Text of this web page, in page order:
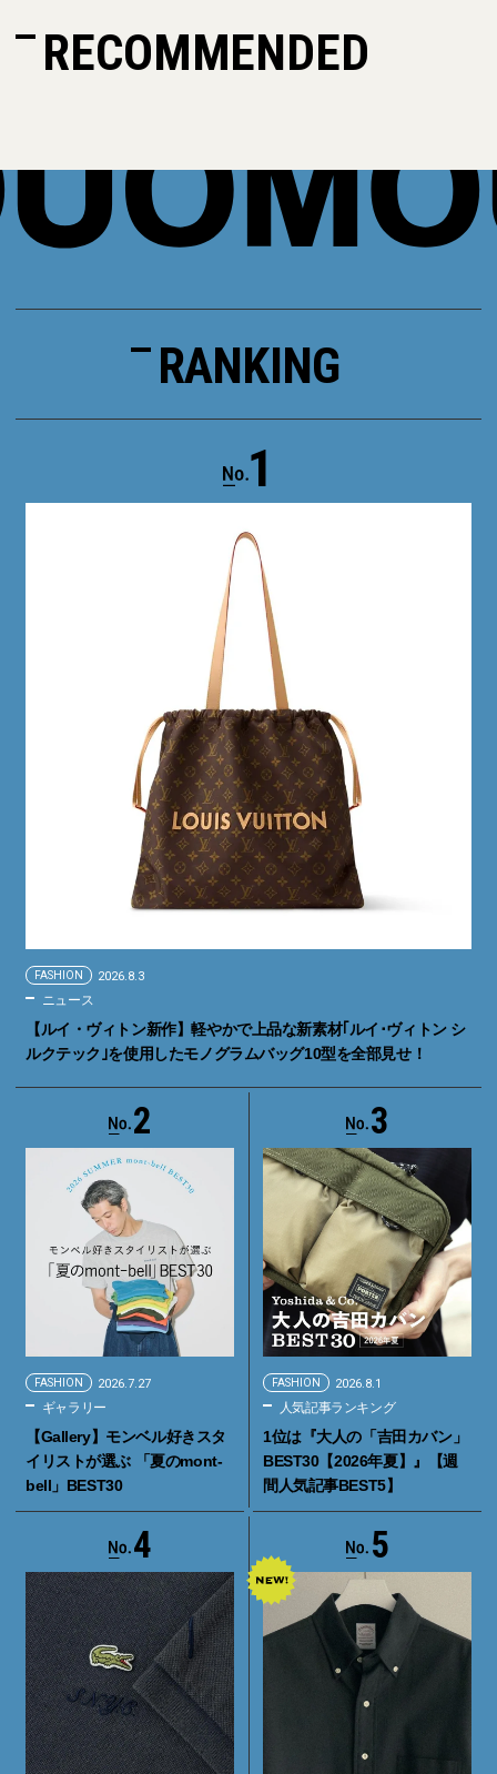
RECOMMENDED
RANKING
1
FASHION 2026.8.3
ニュース
【ルイ・ヴィトン新作】軽やかで上品な新素材｢ルイ･ヴィトン シ
ルクテック｣を使用したモノグラムバッグ10型を全部見せ！
2
FASHION 2026.7.27
ギャラリー
【Gallery】モンベル好きスタ
イリストが選ぶ 「夏のmont-
bell」BEST30
3
FASHION 2026.8.1
人気記事ランキング
1位は『大人の「吉田カバン」
BEST30【2026年夏】』【週
間人気記事BEST5】
4 5